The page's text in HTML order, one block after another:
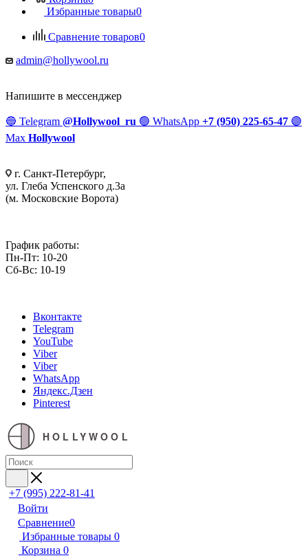
Избранные товары0
Сравнение товаров0
admin@hollywool.ru
Напишите в мессенджер
🔵 Telegram @Hollywool_ru 🟢 WhatsApp +7 (950) 225-65-47 🟣
Max Hollywool
г. Санкт-Петербург,
ул. Глеба Успенского д.3а
(м. Московские Ворота)
График работы:
Пн-Пт: 10-20
Сб-Вс: 10-19
Вконтакте
Telegram
YouTube
Viber
Viber
WhatsApp
Яндекс.Дзен
Pinterest
HOLLYWOOL
+7 (995) 222-81-41
Войти
Сравнение0
Избранные товары 0
Корзина 0